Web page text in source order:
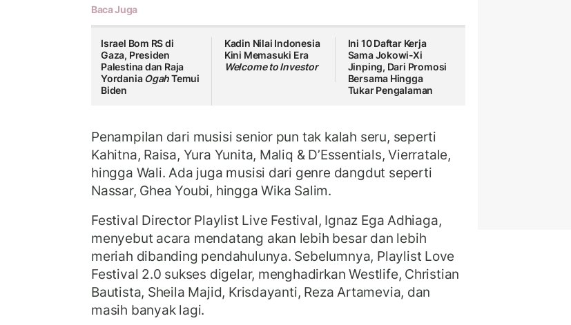
Baca Juga
Israel Bom RS di
Gaza, Presiden
Palestina dan Raja
YordaniaOgahTemui
Biden
Kadin Nilai Indonesia
Kini Memasuki Era
Welcome to Investor
Ini 10 Daftar Kerja
Sama Jokowi-Xi
Jinping, Dari Promosi
Bersama Hingga
Tukar Pengalaman
Penampilan dari musisi senior pun tak kalah seru, seperti
Kahitna, Raisa, Yura Yunita, Maliq & D’Essentials, Vierratale,
hingga Wali. Ada juga musisi dari genre dangdut seperti
Nassar, Ghea Youbi, hingga Wika Salim.
Festival Director Playlist Live Festival, Ignaz Ega Adhiaga,
menyebut acara mendatang akan lebih besar dan lebih
meriah dibanding pendahulunya. Sebelumnya, Playlist Love
Festival 2.0 sukses digelar, menghadirkan Westlife, Christian
Bautista, Sheila Majid, Krisdayanti, Reza Artamevia, dan
masih banyak lagi.